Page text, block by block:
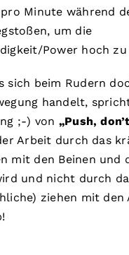
Minute während
um die
Power hoch
sich beim Rudern
handelt,
;-) von „Push,
Arbeit durch das
mit den Beinen und
und nicht durch
ziehen mit den